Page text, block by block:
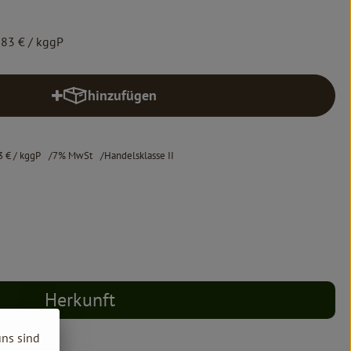
€/ kggP
hinzufügen
Produkt zum Warenkorb hinzufügen
€/ kggP 7% MwSt Handelsklasse II
Herkunft
sind